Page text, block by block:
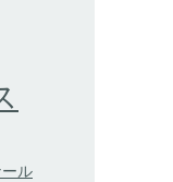
ール